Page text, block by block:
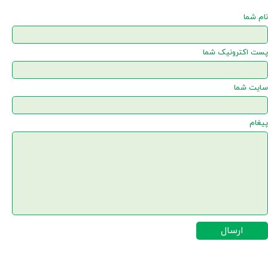
نام شما
پست اکترونیک شما
سایت شما
پیغام
ارسال